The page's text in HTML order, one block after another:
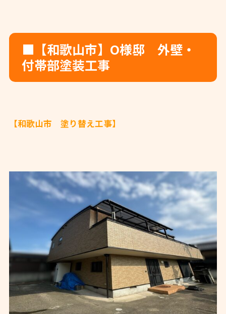
■【和歌山市】O様邸 外壁・
付帯部塗装工事
【和歌山市 塗り替え工事】